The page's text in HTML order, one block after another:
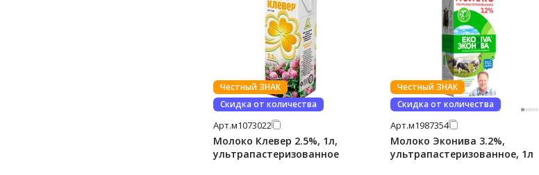
Честный ЗНАК
Скидка от количества
Арт.м1073022
Молоко Клевер 2.5%, 1л,
ультрапастеризованное
Честный ЗНАК
Скидка от количества
Арт.м1987354
Молоко Эконива 3.2%,
ультрапастеризованное, 1л